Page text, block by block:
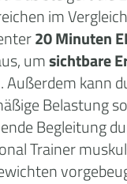
im
20 Minuten
umsichtbare
Außerdem kann
Belastung
Begleitung
Trainer